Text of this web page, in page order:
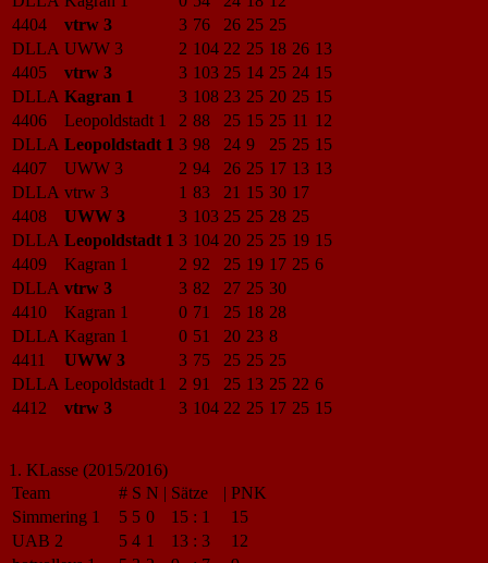
4404
vtrw 3 3 76 26 25 25
DLLA UWW 3 2 104 22 25 18 26 13
4405
vtrw 3 3 103 25 14 25 24 15
DLLA Kagran 1 3 108 23 25 20 25 15
4406
Leopoldstadt 1 2 88 25 15 25 11 12
DLLA Leopoldstadt 1 3 98 24 9 25 25 15
4407
UWW 3 2 94 26 25 17 13 13
DLLA vtrw 3 1 83 21 15 30 17
4408
UWW 3 3 103 25 25 28 25
DLLA Leopoldstadt 1 3 104 20 25 25 19 15
4409
Kagran 1 2 92 25 19 17 25 6
DLLA vtrw 3 3 82 27 25 30
4410
Kagran 1 0 71 25 18 28
DLLA Kagran 1 0 51 20 23 8
4411
UWW 3 3 75 25 25 25
DLLA Leopoldstadt 1 2 91 25 13 25 22 6
4412
vtrw 3 3 104 22 25 17 25 15
1. KLasse (2015/2016)
Team
# S N | Sätze | PNK
Simmering 1
5 5 0 15 : 1
15
UAB 2
5 4 1 13 : 3
12